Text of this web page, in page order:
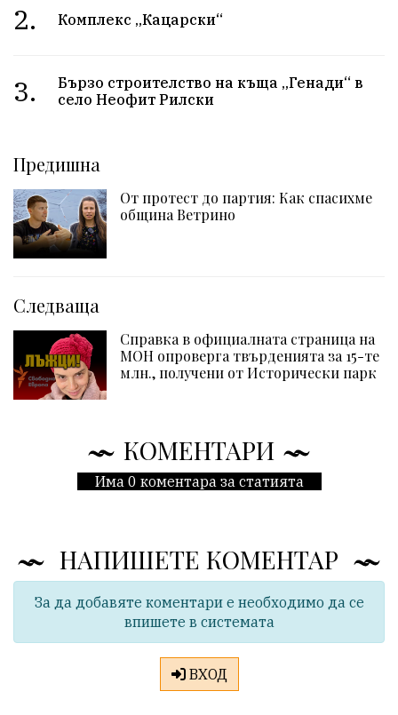
2. Комплекс „Кацарски“
3.
Бързо строителство на къща „Генади“ в
село Неофит Рилски
Предишна
От протест до партия: Как спасихме
община Ветрино
Следваща
Справка в официалната страница на
МОН опроверга твърденията за 15-те
млн., получени от Исторически парк
КОМЕНТАРИ
Има 0 коментара за статията
НАПИШЕТЕ КОМЕНТАР
За да добавяте коментари е необходимо да се
впишете в системата
ВХОД